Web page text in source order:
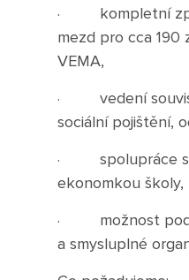
Poradenské služby
Knihovna
O škole
Úřední vývěska
Jak to u nás vypadá
· kompletní
mezd pro cca 190
VEMA,
· vedení
sociální pojištění,
· spolupráce s
ekonomkou školy,
· možnost
a smysluplné